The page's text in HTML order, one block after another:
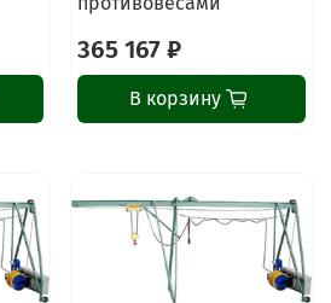
365 167 ₽
В корзину